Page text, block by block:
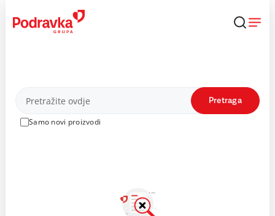
content
Proizvodi
Samo novi proizvodi
Pretraga